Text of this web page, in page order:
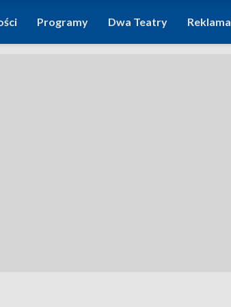
Programy Dwa Teatry Reklama